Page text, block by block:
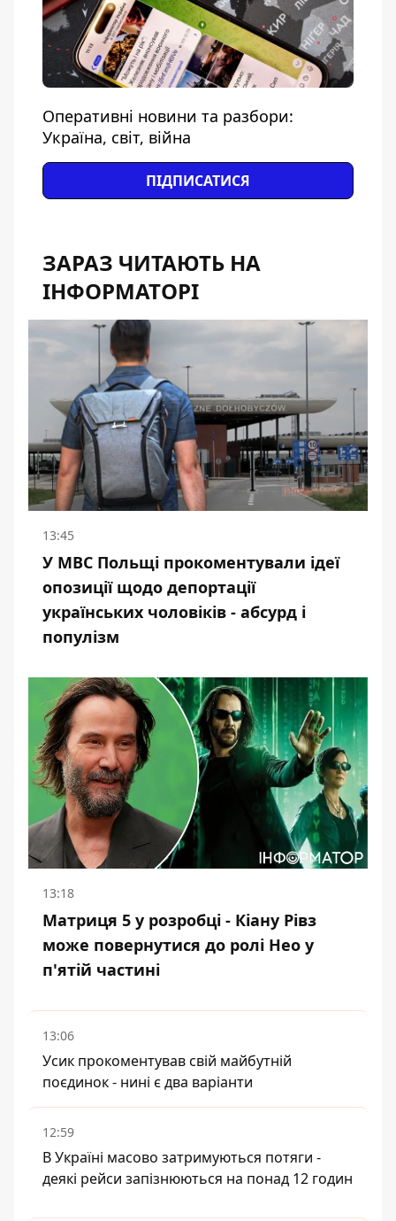
Оперативні новини та разбори:
Україна, світ, війна
ПІДПИСАТИСЯ
ЗАРАЗ ЧИТАЮТЬ НА
ІНФОРМАТОРІ
13:45
У МВС Польщі прокоментували ідеї
опозиції щодо депортації
українських чоловіків - абсурд і
популізм
13:18
Матриця 5 у розробці - Кіану Рівз
може повернутися до ролі Нео у
п'ятій частині
13:06
Усик прокоментував свій майбутній
поєдинок - нині є два варіанти
12:59
В Україні масово затримуються потяги -
деякі рейси запізнюються на понад 12 годин